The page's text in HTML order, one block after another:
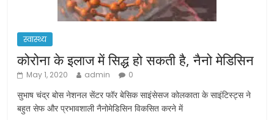
स्वास्थ्य
कोरोना के इलाज में सिद्ध हो सकती है, नैनो मेडिसिन
May 1, 2020 admin 0
सुभाष चंद्र बोस नेशनल सेंटर फॉर बेसिक साइंसेसज कोलकाता के साइंटिस्ट्स ने
बहुत सेफ और प्रभावशाली नैनोमेडिसिन विकसित करने में